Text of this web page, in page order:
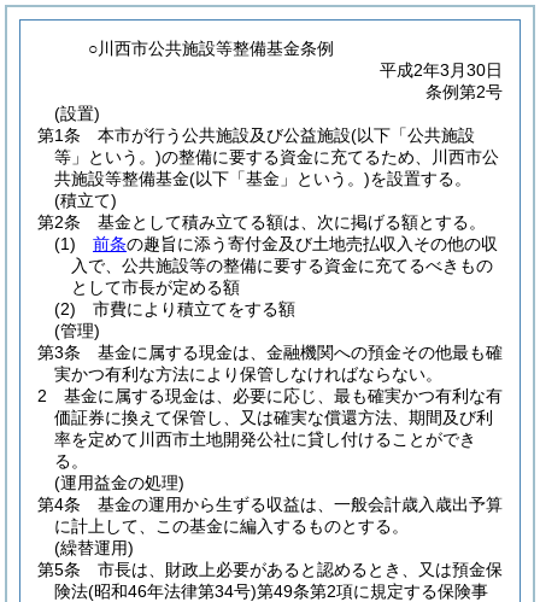
○川西市公共施設等整備基金条例
平成2年3月30日
条例第2号
(設置)
第1条
本市が行う公共施設及び公益施設(以下「公共施設
等」という。)の整備に要する資金に充てるため、川西市公
共施設等整備基金(以下「基金」という。)を設置する。
(積立て)
第2条
基金として積み立てる額は、次に掲げる額とする。
(1)
前条の趣旨に添う寄付金及び土地売払収入その他の収
入で、公共施設等の整備に要する資金に充てるべきもの
として市長が定める額
(2)
市費により積立てをする額
(管理)
第3条
基金に属する現金は、金融機関への預金その他最も確
実かつ有利な方法により保管しなければならない。
2
基金に属する現金は、必要に応じ、最も確実かつ有利な有
価証券に換えて保管し、又は確実な償還方法、期間及び利
率を定めて川西市土地開発公社に貸し付けることができ
る。
(運用益金の処理)
第4条
基金の運用から生ずる収益は、一般会計歳入歳出予算
に計上して、この基金に編入するものとする。
(繰替運用)
第5条
市長は、財政上必要があると認めるとき、又は預金保
険法(昭和46年法律第34号)第49条第2項に規定する保険事